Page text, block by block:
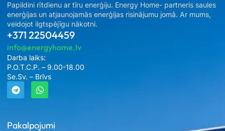
Pakalpojumi
Papildini rītdienu ar tīru enerģiju. Energy Home- partneris saules
enerģijas un atjaunojamās enerģijas risinājumu jomā. Ar mums,
veidojot ilgtspējīgu nākotni.
+371 22504459
info@energyhome.lv
Darba laiks:
P.O.T.C.P. – 9.00-18.00
Se.Sv. – Brīvs